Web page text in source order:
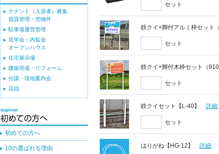
セット
鉄クイ+脚付アルミ枠セット
セット
鉄クイ+脚付木枠セット（
セット
鉄クイセット【L-40】 詳細
セット
はりがね【HG-12】 詳細
テナント（入居者）募集
賃貸管理・売物件
駐車場運営管理
見学会・内覧会
オープンハウス
住宅展示場
建築現場・リフォーム
分譲・現地案内会
店頭
初めての方へ
10の選ばれる理由